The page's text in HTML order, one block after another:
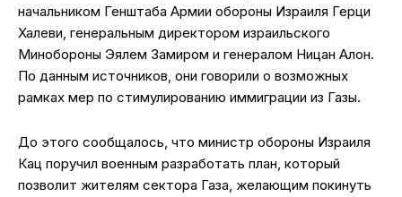
начальником Генштаба Армии обороны Израиля Герци
Халеви, генеральным директором израильского
Минобороны Эялем Замиром и генералом Ницан Алон.
По данным источников, они говорили о возможных
рамках мер по стимулированию иммиграции из Газы.
До этого сообщалось, что министр обороны Израиля
Кац поручил военным разработать план, который
позволит жителям сектора Газа, желающим покинуть